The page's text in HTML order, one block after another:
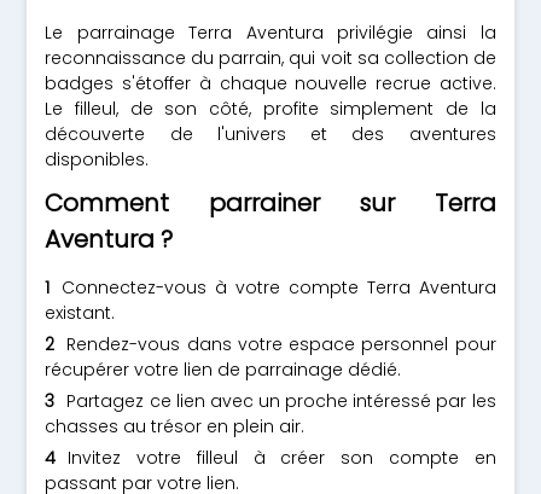
Le parrainage Terra Aventura privilégie ainsi la
reconnaissance du parrain, qui voit sa collection de
badges s'étoffer à chaque nouvelle recrue active.
Le filleul, de son côté, profite simplement de la
découverte de l'univers et des aventures
disponibles.
Comment parrainer sur Terra
Aventura ?
Connectez-vous à votre compte Terra Aventura
existant.
Rendez-vous dans votre espace personnel pour
récupérer votre lien de parrainage dédié.
Partagez ce lien avec un proche intéressé par les
chasses au trésor en plein air.
Invitez votre filleul à créer son compte en
passant par votre lien.